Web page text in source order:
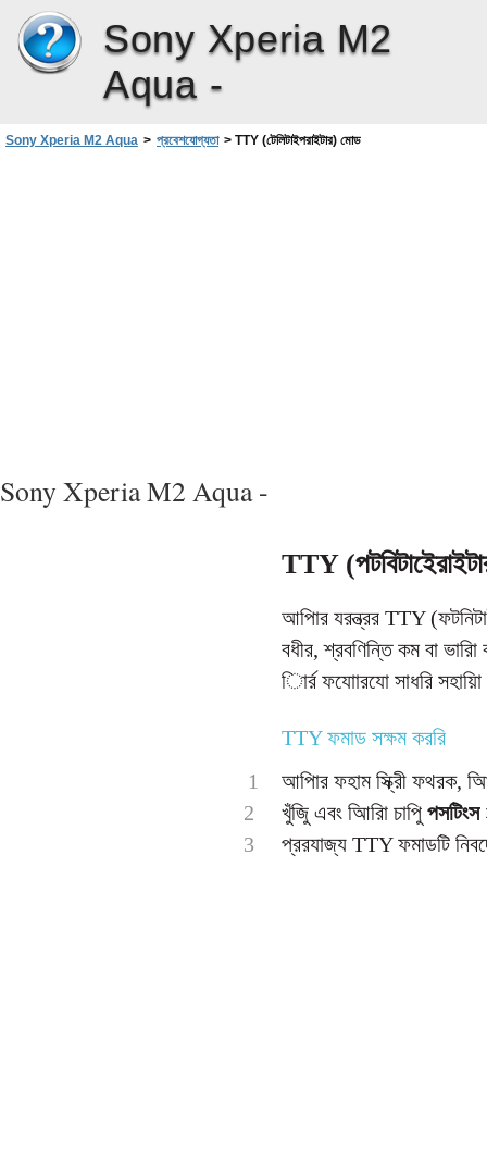
Sony Xperia M2
Aqua -
Sony Xperia M2 Aqua > প্রবেশযোগ্যতা > TTY (টেলিটাইপরাইটার) মোড
Sony Xperia M2 Aqua -
TTY
আপিার যরন্ত্রর TTY
বধীর, শ্রবণিন্তি কম বা
িার্র ফযাোরযাে সাধরি
TTY ফমাড সক্ষম কররি
1
আপিার ফহাম স্ক্রীি ফথরক,
2
খুঁজুি এবং আিরিা চাপুি পসটিংস
3
প্ররযাজ্য TTY ফমাডটি